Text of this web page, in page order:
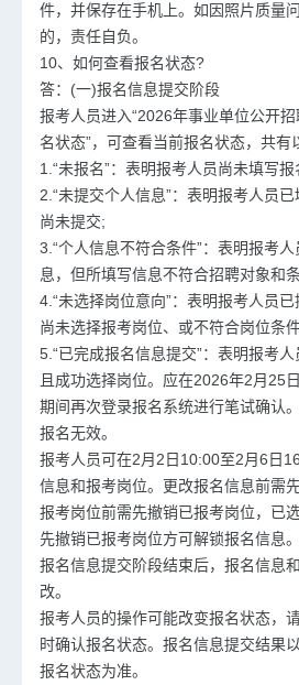
件，并保存在手机上。如因照片质量
的，责任自负。
10、如何查看报名状态?
答：(一)报名信息提交阶段
报考人员进入“2026年事业单位公开招
名状态”，可查看当前报名状态，共有
1.“未报名”：表明报考人员尚未填写报
2.“未提交个人信息”：表明报考人员
尚未提交;
3.“个人信息不符合条件”：表明报考
息，但所填写信息不符合招聘对象和
4.“未选择岗位意向”：表明报考人员
尚未选择报考岗位、或不符合岗位条
5.“已完成报名信息提交”：表明报考
且成功选择岗位。应在2026年2月25
期间再次登录报名系统进行笔试确认
报名无效。
报考人员可在2月2日10:00至2月6日
信息和报考岗位。更改报名信息前需
报考岗位前需先撤销已报考岗位，已
先撤销已报考岗位方可解锁报名信息。
报名信息提交阶段结束后，报名信息
改。
报考人员的操作可能改变报名状态，
时确认报名状态。报名信息提交结果
报名状态为准。